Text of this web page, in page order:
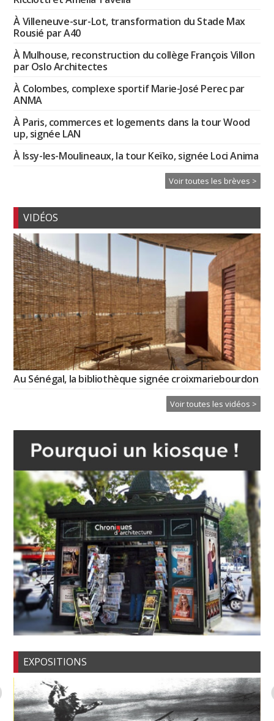
À Villeneuve-sur-Lot, transformation du Stade Max
Rousié par A40
À Mulhouse, reconstruction du collège François Villon
par Oslo Architectes
À Colombes, complexe sportif Marie-José Perec par
ANMA
À Paris, commerces et logements dans la tour Wood
up, signée LAN
À Issy-les-Moulineaux, la tour Keïko, signée Loci Anima
Voir toutes les brèves >
VIDÉOS
Au Sénégal, la bibliothèque signée croixmariebourdon
Voir toutes les vidéos >
EXPOSITIONS